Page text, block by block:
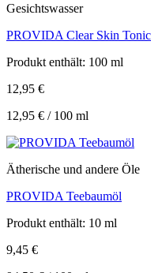
Gesichtswasser
PROVIDA Clear Skin Tonic
Produkt enthält: 100 ml
12,95 €
12,95 € / 100 ml
Ätherische und andere Öle
PROVIDA Teebaumöl
Produkt enthält: 10 ml
9,45 €